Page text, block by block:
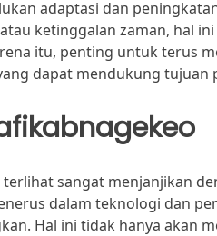
adaptasi dan
ketinggalan zaman, hal
itu, penting untuk terus
dapat mendukung tujuan
sangat menjanjikan
dalam teknologi dan
Hal ini tidak hanya akan